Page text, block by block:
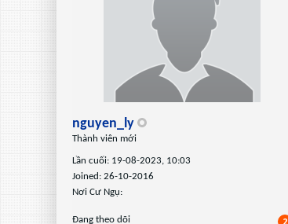
nguyen_ly
Thành viên mới
Lần cuối: 19-08-2023, 10:03
Joined: 26-10-2016
Nơi Cư Ngụ:
Ðang theo dõi 2